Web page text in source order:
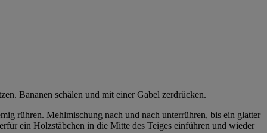
Bananen schälen und mit einer Gabel zerdrücken.
rühren. Mehlmischung nach und nach unterrühren, bis ein glatter
ein Holzstäbchen in die Mitte des Teiges einführen und wieder